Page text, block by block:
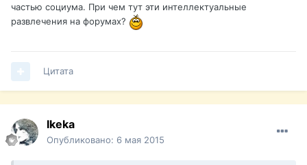
частью социума. При чем тут эти интеллектуальные
развлечения на форумах?
Цитата
Ikeka
Опубликовано: 6 мая 2015